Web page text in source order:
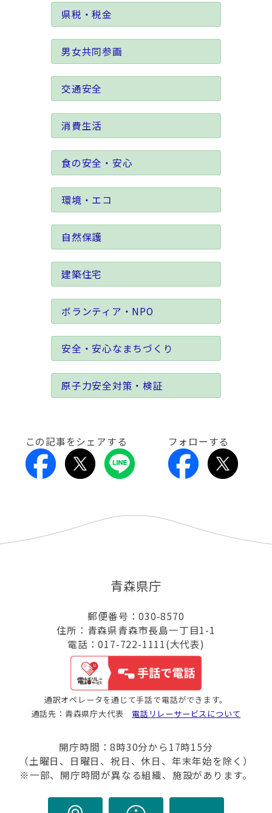
県税・税金
男女共同参画
交通安全
消費生活
食の安全・安心
環境・エコ
自然保護
建築住宅
ボランティア・NPO
安全・安心なまちづくり
原子力安全対策・検証
この記事をシェアする フォローする
青森県庁
郵便番号：030-8570
住所：青森県青森市長島一丁目1-1
電話：017-722-1111(大代表)
通訳オペレータを通じて手話で電話ができます。
通話先：青森県庁大代表 電話リレーサービスについて
開庁時間：8時30分から17時15分
（土曜日、日曜日、祝日、休日、年末年始を除く）
※一部、開庁時間が異なる組織、施設があります。